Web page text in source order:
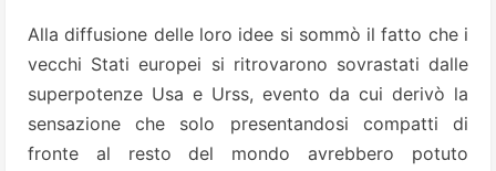
Alla diffusione delle loro idee si sommò il fatto che i
vecchi Stati europei si ritrovarono sovrastati dalle
superpotenze Usa e Urss, evento da cui derivò la
sensazione che solo presentandosi compatti di
fronte al resto del mondo avrebbero potuto